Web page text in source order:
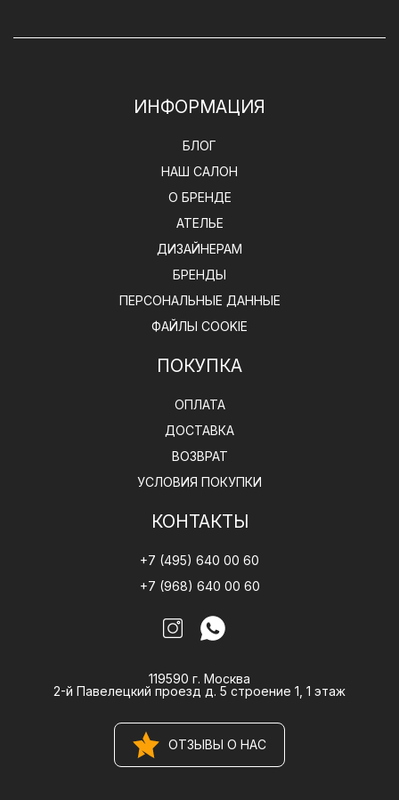
ИНФОРМАЦИЯ
БЛОГ
НАШ САЛОН
О БРЕНДЕ
АТЕЛЬЕ
ДИЗАЙНЕРАМ
БРЕНДЫ
ПЕРСОНАЛЬНЫЕ ДАННЫЕ
ФАЙЛЫ COOKIE
ПОКУПКА
ОПЛАТА
ДОСТАВКА
ВОЗВРАТ
УСЛОВИЯ ПОКУПКИ
КОНТАКТЫ
+7 (495) 640 00 60
+7 (968) 640 00 60
119590 г. Москва
2-й Павелецкий проезд д. 5 строение 1, 1 этаж
ОТЗЫВЫ О НАС